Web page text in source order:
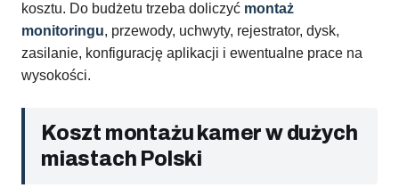
kosztu. Do budżetu trzeba doliczyć montaż
monitoringu, przewody, uchwyty, rejestrator, dysk,
zasilanie, konfigurację aplikacji i ewentualne prace na
wysokości.
Koszt montażu kamer w dużych
miastach Polski